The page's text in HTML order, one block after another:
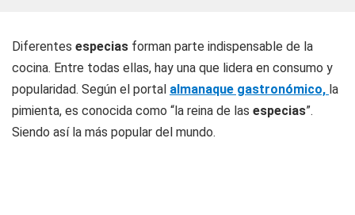
Diferentes especias forman parte indispensable de la
cocina. Entre todas ellas, hay una que lidera en consumo y
popularidad. Según el portal almanaque gastronómico, la
pimienta, es conocida como “la reina de las especias”.
Siendo así la más popular del mundo.